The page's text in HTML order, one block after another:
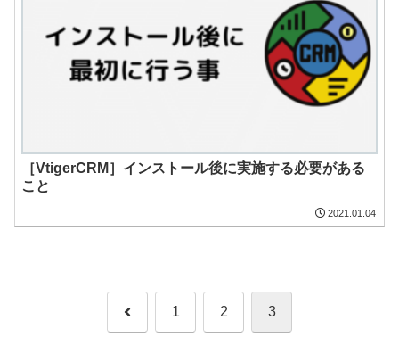
［VtigerCRM］インストール後に実施する必要がある
こと
2021.01.04
前 1 2 3